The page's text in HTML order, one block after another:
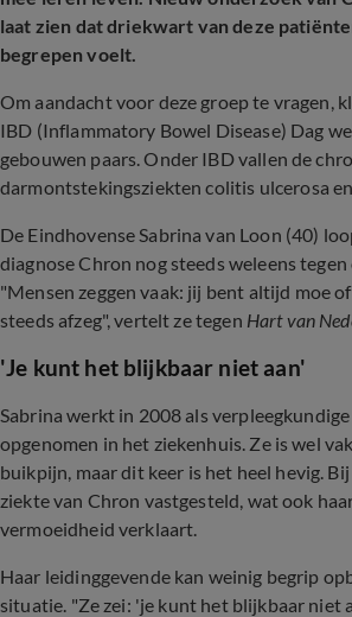
laat zien dat driekwart van deze
begrepen voelt.
Om aandacht voor deze groep te vragen,
IBD (Inflammatory Bowel Disease) Dag
gebouwen paars. Onder IBD vallen de
darmontstekingsziekten colitis ulcerosa
De Eindhovense Sabrina van Loon (40)
diagnose Chron nog steeds weleens
"Mensen zeggen vaak: jij bent altijd moe
steeds afzeg", vertelt ze tegen Hart van
'Je kunt het blijkbaar niet aan'
Sabrina werkt in 2008 als
opgenomen in het ziekenhuis. Ze is wel
buikpijn, maar dit keer is het heel hevig.
ziekte van Chron vastgesteld, wat ook
vermoeidheid verklaart.
Haar leidinggevende kan weinig begrip
situatie. "Ze zei: 'je kunt het blijkbaar niet